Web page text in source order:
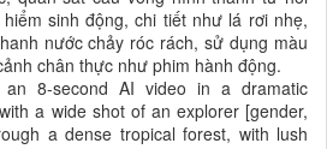
sinh động, chi tiết như lá rơi nhẹ,
nước chảy róc rách, sử dụng màu
chân thực như phim hành động.
an 8-second AI video in a dramatic
a wide shot of an explorer [gender,
a dense tropical forest, with lush